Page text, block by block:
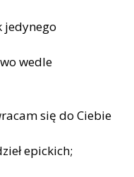
jedynego
wedle
się do Ciebie
epickich;